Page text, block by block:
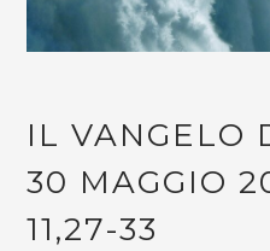
IL VANGELO
30 MAGGIO
11,27-33